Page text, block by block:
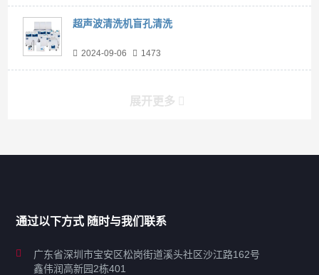
超声波清洗机盲孔清洗
2024-09-06 1473
展开更多
通过以下方式 随时与我们联系
广东省深圳市宝安区松岗街道溪头社区沙江路162号
鑫伟润高新园2栋401